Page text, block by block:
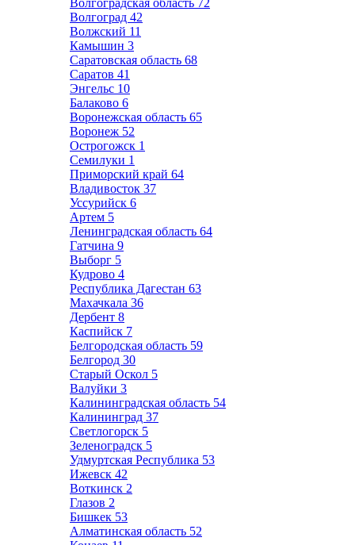
Волгоградская область 72
Волгоград 42
Волжский 11
Камышин 3
Саратовская область 68
Саратов 41
Энгельс 10
Балаково 6
Воронежская область 65
Воронеж 52
Острогожск 1
Семилуки 1
Приморский край 64
Владивосток 37
Уссурийск 6
Артем 5
Ленинградская область 64
Гатчина 9
Выборг 5
Кудрово 4
Республика Дагестан 63
Махачкала 36
Дербент 8
Каспийск 7
Белгородская область 59
Белгород 30
Старый Оскол 5
Валуйки 3
Калининградская область 54
Калининград 37
Светлогорск 5
Зеленоградск 5
Удмуртская Республика 53
Ижевск 42
Воткинск 2
Глазов 2
Бишкек 53
Алматинская область 52